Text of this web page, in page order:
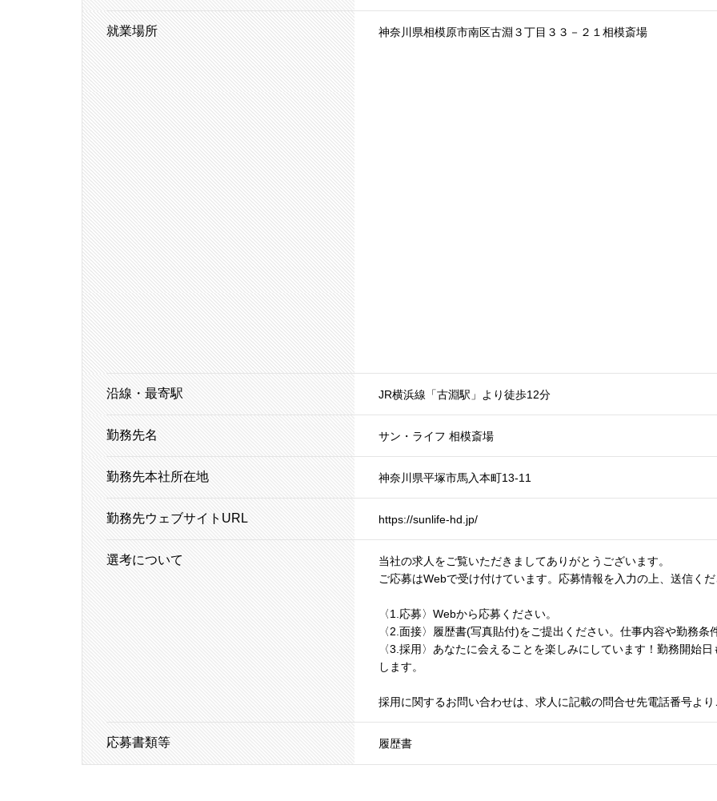
就業場所 神奈川県相模原市南区古淵３丁目３３－２１相模斎場
沿線・最寄駅 JR横浜線「古淵駅」より徒歩12分
勤務先名 サン・ライフ 相模斎場
勤務先本社所在地 神奈川県平塚市馬入本町13-11
勤務先ウェブサイトURL https://sunlife-hd.jp/
選考について
当社の求人をご覧いただきましてありがとうございます。
ご応募はWebで受け付けています。応募情報を入力の上、送信くだ
〈1.応募〉Webから応募ください。
〈2.面接〉履歴書(写真貼付)をご提出ください。仕事内容や勤務条
〈3.採用〉あなたに会えることを楽しみにしています！勤務開始
します。
採用に関するお問い合わせは、求人に記載の問合せ先電話番号より
応募書類等 履歴書